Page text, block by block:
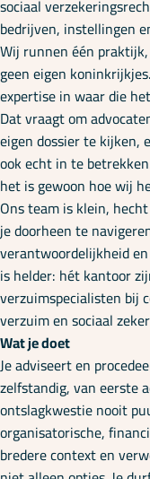
Kennisbank
Cursussen
Podcasts
Over ons
sociaal
bedrijven, instellingen
Wij runnen één
geen eigen
expertise in waar die
Dat vraagt om
eigen dossier te kijken,
ook echt in te
het is gewoon hoe wij
Ons team is klein,
je doorheen te
verantwoordelijkheid
is helder: hét kantoor
verzuimspecialisten bij
verzuim en sociaal
Wat je doet
Je adviseert en
zelfstandig, van eerste
ontslagkwestie nooit
organisatorische,
bredere context en